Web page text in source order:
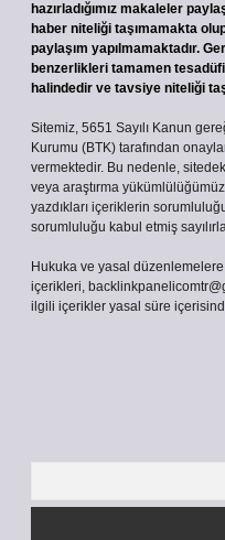
hazırladığımız makaleler
haber niteliği taşımamakta
paylaşım yapılmamaktadır.
benzerlikleri tamamen
halindedir ve tavsiye niteliği
Sitemiz, 5651 Sayılı Kanun
Kurumu (BTK) tarafından
vermektedir. Bu nedenle,
veya araştırma
yazdıkları içeriklerin
sorumluluğu kabul etmiş
Hukuka ve yasal
içerikleri,
ilgili içerikler yasal süre